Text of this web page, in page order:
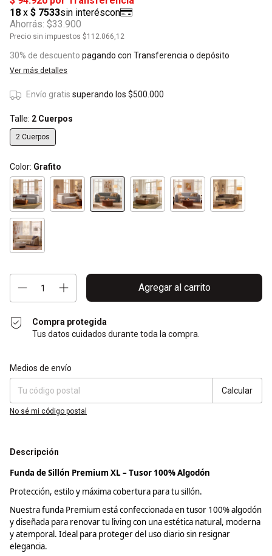
Ahorrás: $33.900
Precio sin impuestos $112.066,12
30% de descuento pagando con Transferencia o depósito
Ver más detalles
Envío gratis superando los $500.000
Talle: 2 Cuerpos
2 Cuerpos
Color: Grafito
Compra protegida
Tus datos cuidados durante toda la compra.
Entregas para el CP:
Medios de envío
Calcular
No sé mi código postal
Descripción
Funda de Sillón Premium XL –Tusor 100% Algodón
Protección, estilo y máxima cobertura para tu sillón.
Nuestra funda Premium está confeccionada entusor 100% algodón
y diseñada para renovar tu living con una estética natural, moderna
y atemporal. Ideal para proteger del uso diario sin resignar
elegancia.